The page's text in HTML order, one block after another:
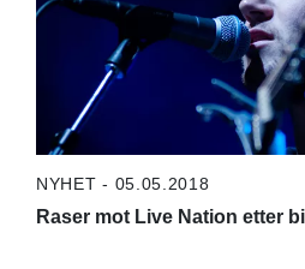
NYHET - 05.05.2018
Raser mot Live Nation etter